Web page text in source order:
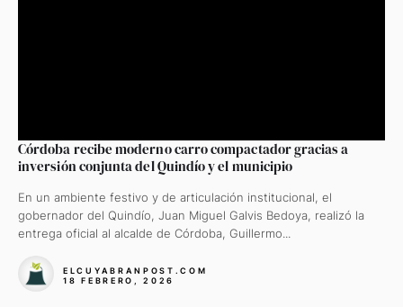
Córdoba recibe moderno carro compactador gracias a
inversión conjunta del Quindío y el municipio
En un ambiente festivo y de articulación institucional, el
gobernador del Quindío, Juan Miguel Galvis Bedoya, realizó la
entrega oficial al alcalde de Córdoba, Guillermo...
ELCUYABRANPOST.COM
18 FEBRERO, 2026